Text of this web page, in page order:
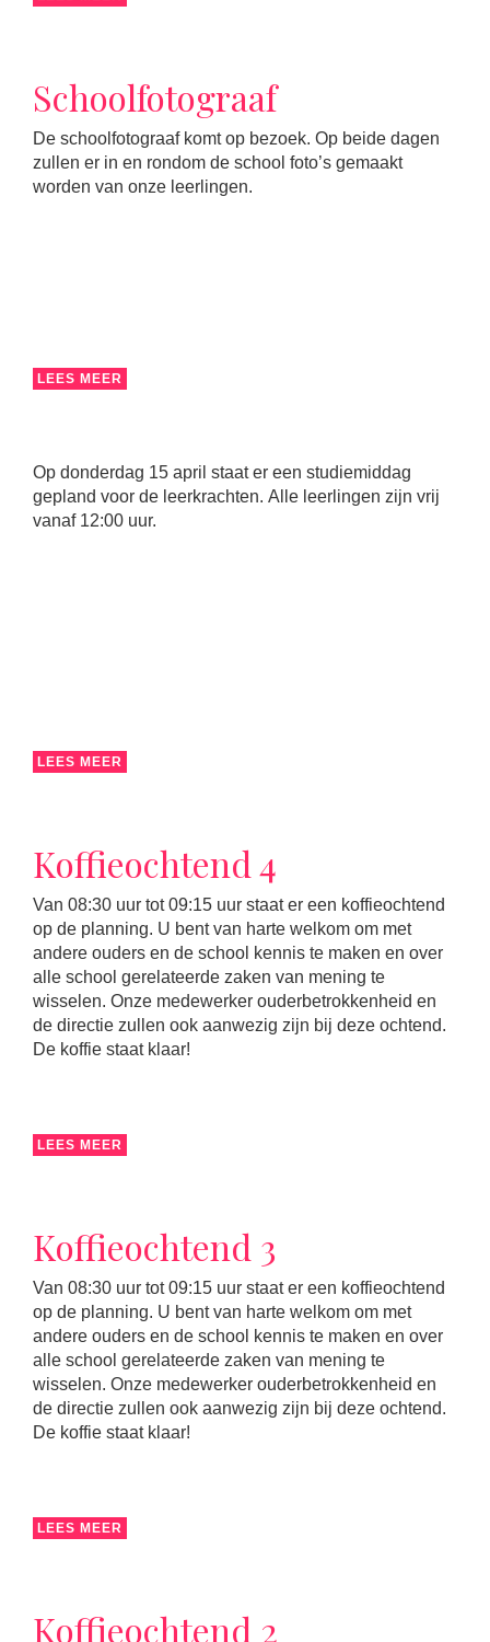
Schoolfotograaf
De schoolfotograaf komt op bezoek. Op beide dagen
zullen er in en rondom de school foto’s gemaakt
worden van onze leerlingen.
LEES MEER
Op donderdag 15 april staat er een studiemiddag
gepland voor de leerkrachten. Alle leerlingen zijn vrij
vanaf 12:00 uur.
LEES MEER
Koffieochtend 4
Van 08:30 uur tot 09:15 uur staat er een koffieochtend
op de planning. U bent van harte welkom om met
andere ouders en de school kennis te maken en over
alle school gerelateerde zaken van mening te
wisselen. Onze medewerker ouderbetrokkenheid en
de directie zullen ook aanwezig zijn bij deze ochtend.
De koffie staat klaar!
LEES MEER
Koffieochtend 3
Van 08:30 uur tot 09:15 uur staat er een koffieochtend
op de planning. U bent van harte welkom om met
andere ouders en de school kennis te maken en over
alle school gerelateerde zaken van mening te
wisselen. Onze medewerker ouderbetrokkenheid en
de directie zullen ook aanwezig zijn bij deze ochtend.
De koffie staat klaar!
LEES MEER
Koffieochtend 2